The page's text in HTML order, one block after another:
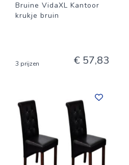
Bruine VidaXL Kantoor
krukje bruin
3 prijzen € 57,83